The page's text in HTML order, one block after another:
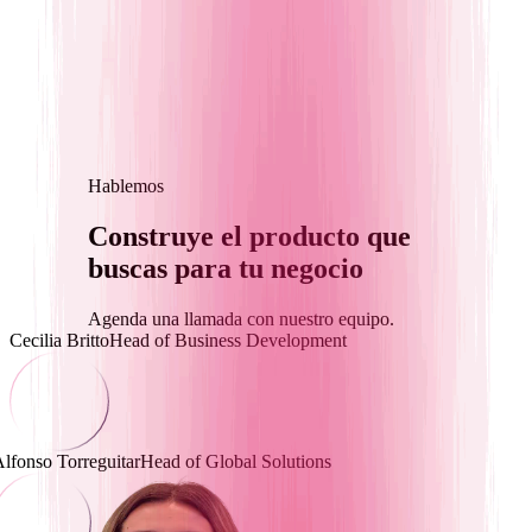
Hablemos
Construye el producto que
buscas para tu negocio
Agenda una llamada con nuestro equipo.
Cecilia BrittoHead of Business Development
TorreguitarHead of Global Solutions